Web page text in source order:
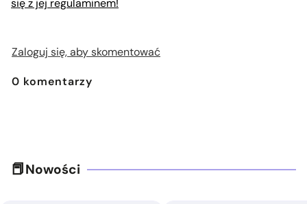
się z jej regulaminem!
Zaloguj się, aby skomentować
0 komentarzy
Nowości